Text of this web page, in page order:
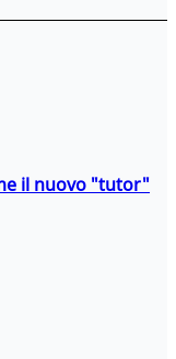
il nuovo "tutor"